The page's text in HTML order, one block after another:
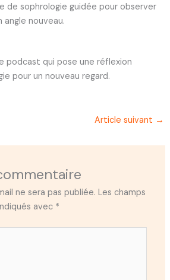
de sophrologie guidée pour observer
angle nouveau.
podcast qui pose une réflexion
pour un nouveau regard.
Article suivant →
ne sera pas publiée. Les champs
avec *